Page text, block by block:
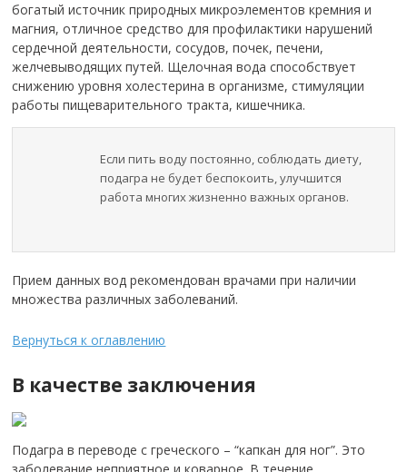
богатый источник природных микроэлементов кремния и
магния, отличное средство для профилактики нарушений
сердечной деятельности, сосудов, почек, печени,
желчевыводящих путей. Щелочная вода способствует
снижению уровня холестерина в организме, стимуляции
работы пищеварительного тракта, кишечника.
Если пить воду постоянно, соблюдать диету,
подагра не будет беспокоить, улучшится
работа многих жизненно важных органов.
Прием данных вод рекомендован врачами при наличии
множества различных заболеваний.
Вернуться к оглавлению
В качестве заключения
Подагра в переводе с греческого – “капкан для ног”. Это